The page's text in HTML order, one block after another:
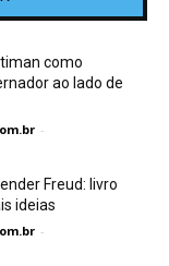
como
ao lado de
-
Freud: livro
ideias
-